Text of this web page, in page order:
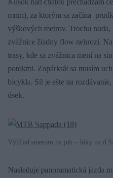
mnm), za ktorým sa začína
výškových metrov. Trochu nuda,
zvážnice žiadny flow nehrozí.
trasy, kde sa zvážnica mení na
potokmi. Zopárkrát sa musím
bicykla. Síl je ešte na
úsek.
Výhľad smerom na juh – lúky na d
Nasleduje panoramatická jazda